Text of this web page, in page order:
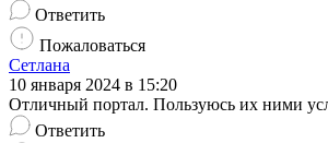
Ответить
Пожаловаться
Сетлана
10 января 2024 в 15:20
Отличный портал. Пользуюсь их ними
Ответить